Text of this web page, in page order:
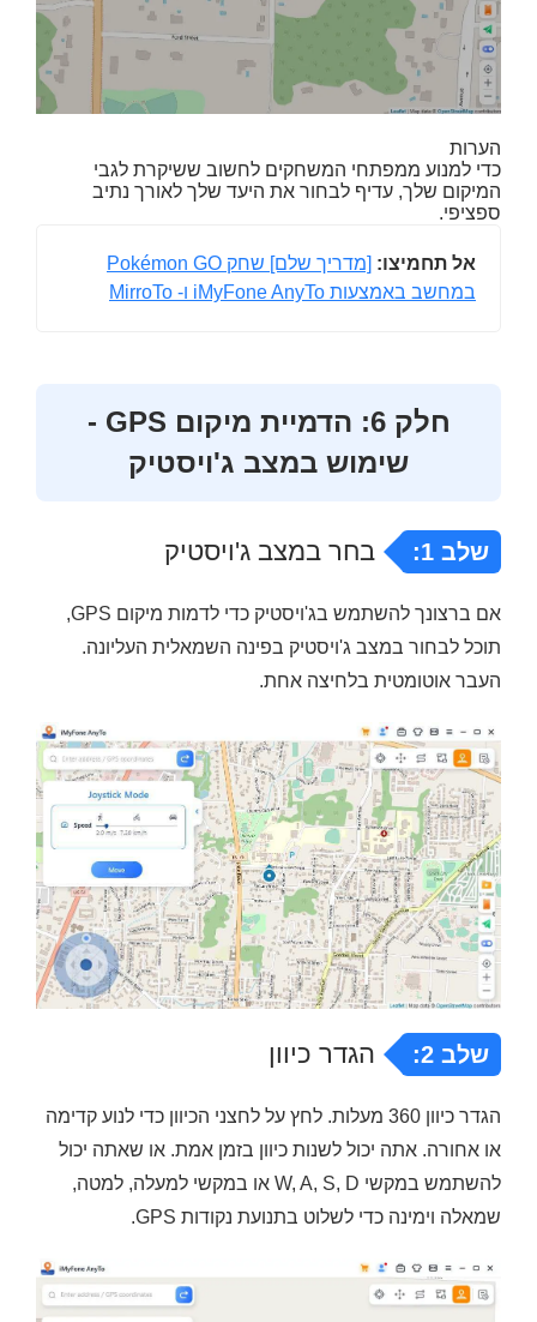
הערות
כדי למנוע ממפתחי המשחקים לחשוב ששיקרת לגבי
המיקום שלך, עדיף לבחור את היעד שלך לאורך נתיב
ספציפי.
אל תחמיצו:
[מדריך שלם] שחק Pokémon GO
במחשב באמצעות iMyFone AnyTo ו- MirroTo
חלק 6: הדמיית מיקום GPS -
שימוש במצב ג'ויסטיק
שלב 1: בחר במצב ג'ויסטיק
אם ברצונך להשתמש בג'ויסטיק כדי לדמות מיקום GPS,
תוכל לבחור במצב ג'ויסטיק בפינה השמאלית העליונה.
העבר אוטומטית בלחיצה אחת.
שלב 2: הגדר כיוון
הגדר כיוון 360 מעלות. לחץ על לחצני הכיוון כדי לנוע קדימה
או אחורה. אתה יכול לשנות כיוון בזמן אמת. או שאתה יכול
להשתמש במקשי W, A, S, D או במקשי למעלה, למטה,
שמאלה וימינה כדי לשלוט בתנועת נקודות GPS.